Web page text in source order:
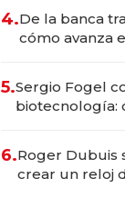
4.De la banca
cómo avanza
5.Sergio Fogel
biotecnología:
6.Roger Dubuis
crear un reloj